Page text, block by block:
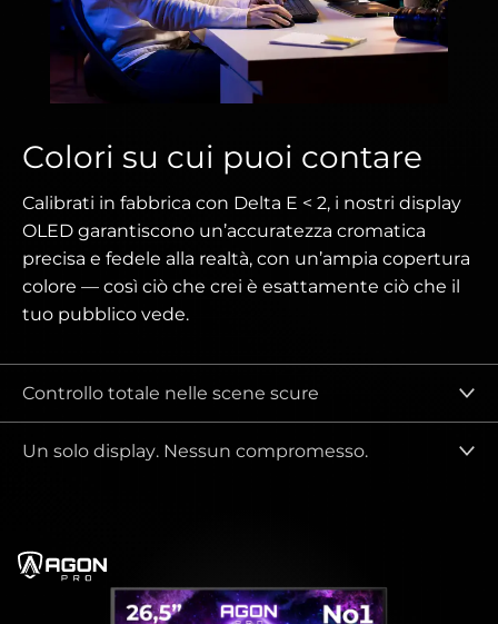
Colori su cui puoi contare
Calibrati in fabbrica con Delta E < 2, i nostri display
OLED garantiscono un’accuratezza cromatica
precisa e fedele alla realtà, con un’ampia copertura
colore — così ciò che crei è esattamente ciò che il
tuo pubblico vede.
Controllo totale nelle scene scure
Un solo display. Nessun compromesso.